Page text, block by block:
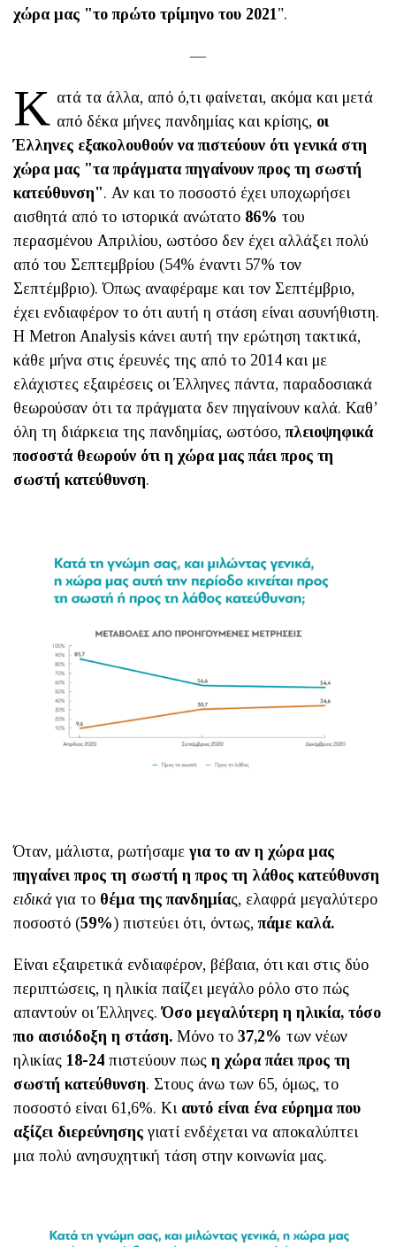
χώρα μας "το πρώτο τρίμηνο του 2021 ".
—
Κ ατά τα άλλα, από ό,τι φαίνεται, ακόμα και μετά
από δέκα μήνες πανδημίας και κρίσης, οι
Έλληνες εξακολουθούν να πιστεύουν ότι γενικά στη
χώρα μας "τα πράγματα πηγαίνουν προς τη σωστή
κατεύθυνση". Αν και το ποσοστό έχει υποχωρήσει
αισθητά από το ιστορικά ανώτατο 86% του
περασμένου Απριλίου, ωστόσο δεν έχει αλλάξει πολύ
από του Σεπτεμβρίου (54% έναντι 57% τον
Σεπτέμβριο). Όπως αναφέραμε και τον Σεπτέμβριο,
έχει ενδιαφέρον το ότι αυτή η στάση είναι ασυνήθιστη.
Η Metron Analysis κάνει αυτή την ερώτηση τακτικά,
κάθε μήνα στις έρευνές της από το 2014 και με
ελάχιστες εξαιρέσεις οι Έλληνες πάντα, παραδοσιακά
θεωρούσαν ότι τα πράγματα δεν πηγαίνουν καλά. Καθ’
όλη τη διάρκεια της πανδημίας, ωστόσο,πλειοψηφικά
ποσοστά θεωρούν ότι η χώρα μας πάει προς τη
σωστή κατεύθυνση.
Όταν, μάλιστα, ρωτήσαμε για το αν η χώρα μας
πηγαίνει προς τη σωστή η προς τη λάθος κατεύθυνση
ειδικάγια το θέμα της πανδημίας, ελαφρά μεγαλύτερο
ποσοστό (59%) πιστεύει ότι, όντως, πάμε καλά.
Είναι εξαιρετικά ενδιαφέρον, βέβαια, ότι και στις δύο
περιπτώσεις, η ηλικία παίζει μεγάλο ρόλο στο πώς
απαντούν οι Έλληνες.Όσο μεγαλύτερη η ηλικία, τόσο
πιο αισιόδοξη η στάση. Μόνο το 37,2% των νέων
ηλικίας 18-24 πιστεύουν πως η χώρα πάει προς τη
σωστή κατεύθυνση. Στους άνω των 65, όμως, το
ποσοστό είναι 61,6%. Κι αυτό είναι ένα εύρημα που
αξίζει διερεύνησης γιατί ενδέχεται να αποκαλύπτει
μια πολύ ανησυχητική τάση στην κοινωνία μας.